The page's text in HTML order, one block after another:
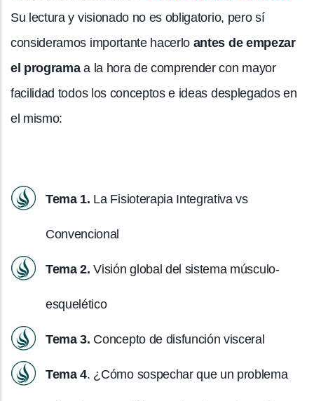
Su lectura y visionado no es obligatorio, pero sí
consideramos importante hacerlo antes de empezar
el programaa la hora de comprender con mayor
facilidad todos los conceptos e ideas desplegados en
el mismo:
Tema 1. La Fisioterapia Integrativa vs
Convencional
Tema 2. Visión global del sistema músculo-
esquelético
Tema 3. Concepto de disfunción visceral
Tema 4. ¿Cómo sospechar que un problema